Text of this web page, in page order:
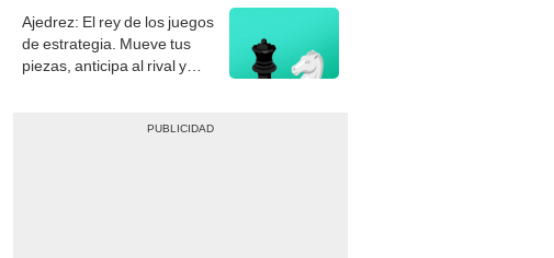
Ajedrez: El rey de los juegos
de estrategia. Mueve tus
piezas, anticipa al rival y